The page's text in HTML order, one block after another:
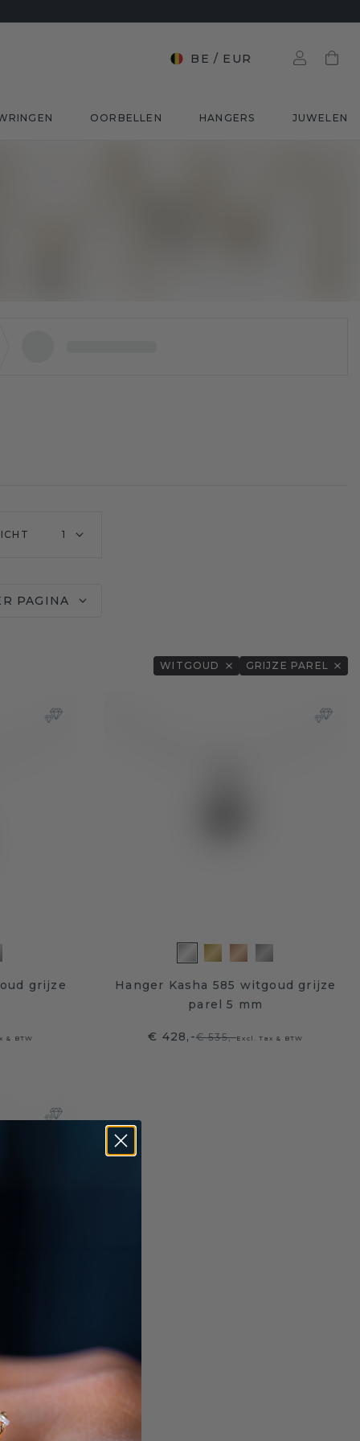
BE / EUR
OORBELLEN HANGERS JUWELEN
1
PAGINA
WITGOUD GRIJZE PAREL
grijze
& BTW
Hanger Kasha 585 witgoud grijze
parel 5 mm
€ 428,-€ 535,-Excl. Tax & BTW
grijze
& BTW